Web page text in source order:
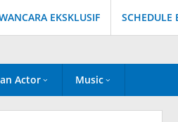
EKSKLUSIF SCHEDULE
Actor Music